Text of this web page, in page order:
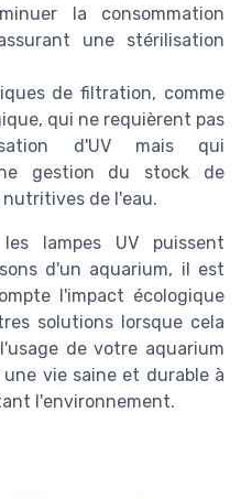
la consommation
une stérilisation
de filtration, comme
qui ne requièrent pas
d'UV mais qui
gestion du stock de
de l'eau.
lampes UV puissent
d'un aquarium, il est
l'impact écologique
solutions lorsque cela
de votre aquarium
vie saine et durable à
l'environnement.